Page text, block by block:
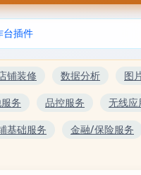
台插件
铺装修 数据分析 图
务 品控服务 无线应
基础服务 金融/保险服务